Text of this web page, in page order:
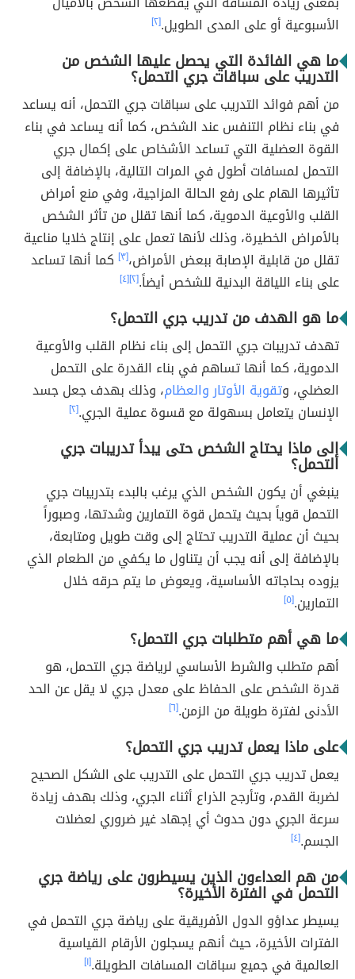
الأسبوعية أو على المدى الطويل.[٢]
ما هي الفائدة التي يحصل عليها الشخص من
التدريب على سباقات جري التحمل؟
من أهم فوائد التدريب على سباقات جري التحمل، أنه يساعد
في بناء نظام التنفس عند الشخص، كما أنه يساعد في بناء
القوة العضلية التي تساعد الأشخاص على إكمال جري
التحمل لمسافات أطول في المرات التالية، بالإضافة إلى
تأثيرها الهام على رفع الحالة المزاجية، وفي منع أمراض
القلب والأوعية الدموية، كما أنها تقلل من تأثر الشخص
بالأمراض الخطيرة، وذلك لأنها تعمل على إنتاج خلايا مناعية
تقلل من قابلية الإصابة ببعض الأمراض،[٣]
كما أنها تساعد
على بناء اللياقة البدنية للشخص أيضاً.[٢] [٤]
ما هو الهدف من تدريب جري التحمل؟
تهدف تدريبات جري التحمل إلى بناء نظام القلب والأوعية
الدموية، كما أنها تساهم في بناء القدرة على التحمل
العضلي، وتقوية الأوتار والعظام، وذلك بهدف جعل جسد
الإنسان يتعامل بسهولة مع قسوة عملية الجري.[٢]
إلى ماذا يحتاج الشخص حتى يبدأ تدريبات جري
التحمل؟
ينبغي أن يكون الشخص الذي يرغب بالبدء بتدريبات جري
التحمل قوياً بحيث يتحمل قوة التمارين وشدتها، وصبوراً
بحيث أن عملية التدريب تحتاج إلى وقت طويل ومتابعة،
بالإضافة إلى أنه يجب أن يتناول ما يكفي من الطعام الذي
يزوده بحاجاته الأساسية، ويعوض ما يتم حرقه خلال
التمارين.[٥]
ما هي أهم متطلبات جري التحمل؟
أهم متطلب والشرط الأساسي لرياضة جري التحمل، هو
قدرة الشخص على الحفاظ على معدل جري لا يقل عن الحد
الأدنى لفترة طويلة من الزمن.[٦]
على ماذا يعمل تدريب جري التحمل؟
يعمل تدريب جري التحمل على التدريب على الشكل الصحيح
لضربة القدم، وتأرجح الذراع أثناء الجري، وذلك بهدف زيادة
سرعة الجري دون حدوث أي إجهاد غير ضروري لعضلات
الجسم.[٤]
من هم العداءون الذين يسيطرون على رياضة جري
التحمل في الفترة الأخيرة؟
يسيطر عداؤو الدول الأفريقية على رياضة جري التحمل في
الفترات الأخيرة، حيث أنهم يسجلون الأرقام القياسية
العالمية في جميع سباقات المسافات الطويلة.[١]